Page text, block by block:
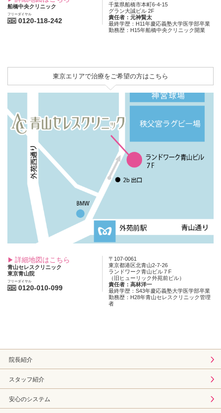
船橋中央クリニック
フリーダイヤル
0120-118-242
千葉県船橋市本町6-4-15
グラン大誠ビル 2F
責任者：元神賢太
最終学歴：H11年慶応義塾大学医学部卒業
勤務歴：H15年船橋中央クリニック開業
東京エリアで治療をご希望の方はこちら
詳細地図はこちら
青山セレスクリニック
東京青山院
フリーダイヤル
0120-010-099
〒107-0061
東京都港区北青山2-7-26
ランドワーク青山ビル７F
（旧ヒューリック外苑前ビル）
責任者：高林洋一
最終学歴：S43年慶応義塾大学医学部卒業
勤務歴：H28年青山セレスクリニック管理
者
院長紹介
スタッフ紹介
安心のシステム